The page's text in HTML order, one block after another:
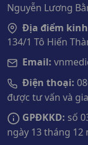
Nguyễn Lương
Địa điểm
134/1 Tô Hiến
Email:
Điện thoại:
được tư vấn và
GPĐKKD: số
ngày 13 tháng 12